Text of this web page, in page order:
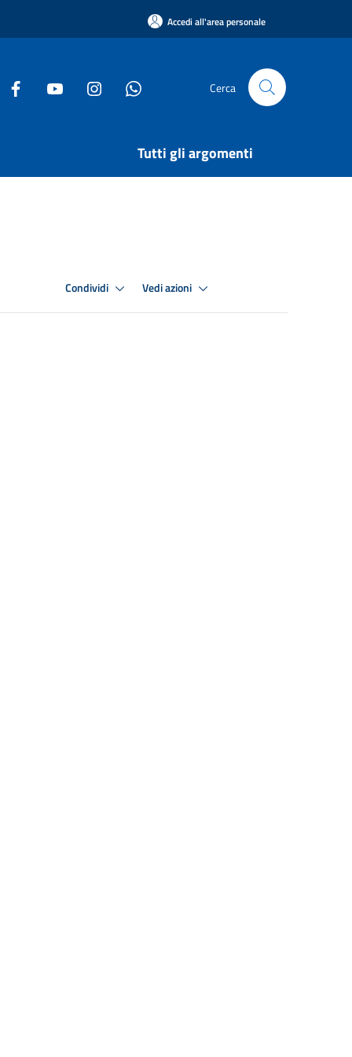
Accedi all'area personale
Cerca
Tutti gli argomenti
Condividi Vedi azioni